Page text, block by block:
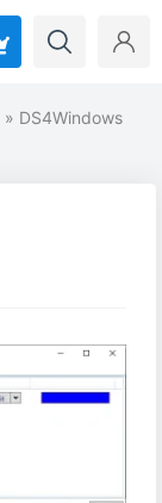
» DS4Windows